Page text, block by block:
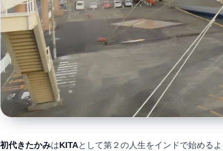
初代きたかみはKITAとして第２の人生をインドで始めるよ